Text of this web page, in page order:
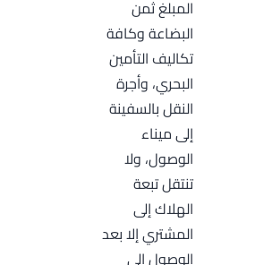
المبلغ ثمن
البضاعة وكافة
تكاليف التأمين
البحري، وأجرة
النقل بالسفينة
إلى ميناء
الوصول، ولا
تنتقل تبعة
الهلاك إلى
المشتري إلا بعد
الوصول إلى